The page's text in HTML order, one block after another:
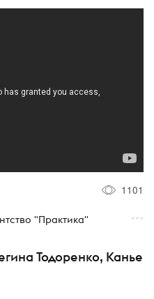
1101
"Практика"
Тодоренко, Канье